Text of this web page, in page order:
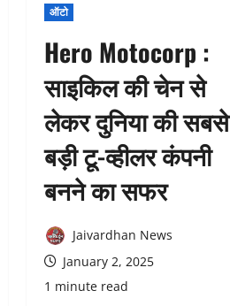
ऑटो
Hero Motocorp :
साइकिल की चेन से
लेकर दुनिया की सबसे
बड़ी टू-व्हीलर कंपनी
बनने का सफर
Jaivardhan News
January 2, 2025
1 minute read